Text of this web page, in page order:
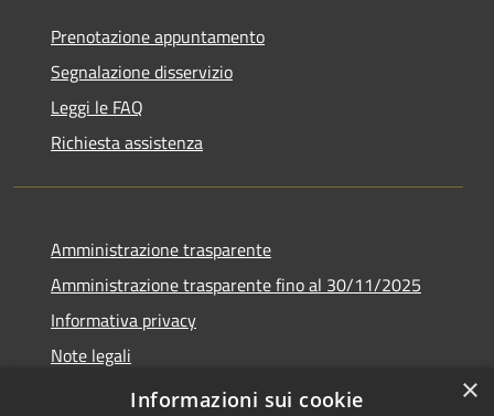
Prenotazione appuntamento
Segnalazione disservizio
Leggi le FAQ
Richiesta assistenza
Amministrazione trasparente
Amministrazione trasparente fino al 30/11/2025
Informativa privacy
Note legali
Dichiarazione di accessibilità
×
Informazioni sui cookie